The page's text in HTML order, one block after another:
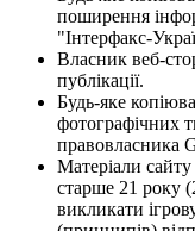
поширення
"Інтерфакс-
Власник веб-
публікації.
Будь-яке
фотографічних
правовласника
Матеріали
старше 21 року
викликати